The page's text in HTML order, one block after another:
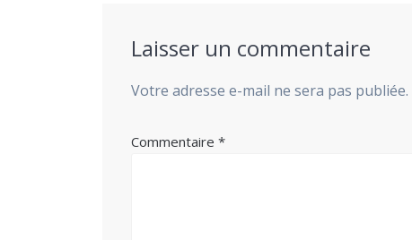
Laisser un commentaire
Votre adresse e-mail ne sera pas publiée.
Commentaire*